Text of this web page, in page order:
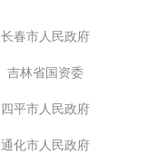
长春市人民政府
吉林省国资委
四平市人民政府
通化市人民政府